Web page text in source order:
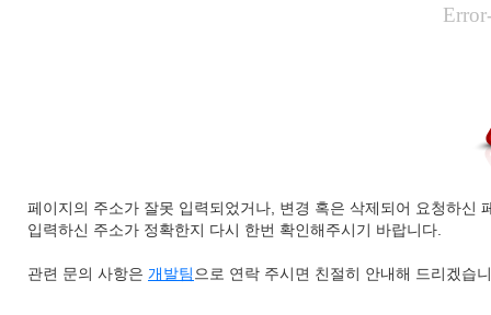
페이지의 주소가 잘못 입력되었거나, 변경 혹은 삭제되어 요청하신
입력하신 주소가 정확한지 다시 한번 확인해주시기 바랍니다.
관련 문의 사항은 개발팀 으로 연락 주시면 친절히 안내해 드리겠습